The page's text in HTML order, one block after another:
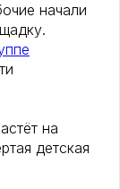
начали
на
детская